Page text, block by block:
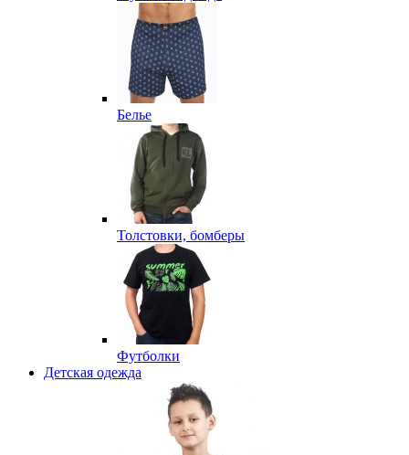
Белье
Толстовки, бомберы
Футболки
Детская одежда